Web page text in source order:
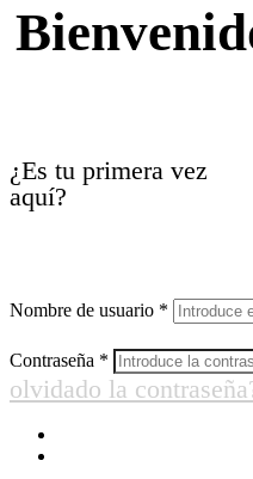
¿Es tu primera vez
aquí?
Nombre de usuario *
Contraseña *
olvidado la